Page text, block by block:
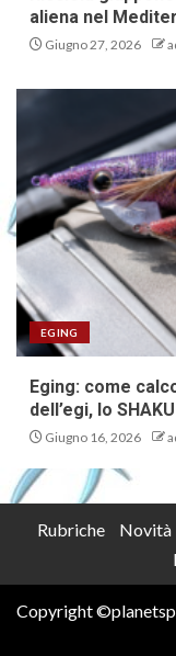
aliena nel
Giugno 27, 2026
EGING
Eging: come
dell’egi, lo
Giugno 16, 2026
Rubriche Novità
Copyright